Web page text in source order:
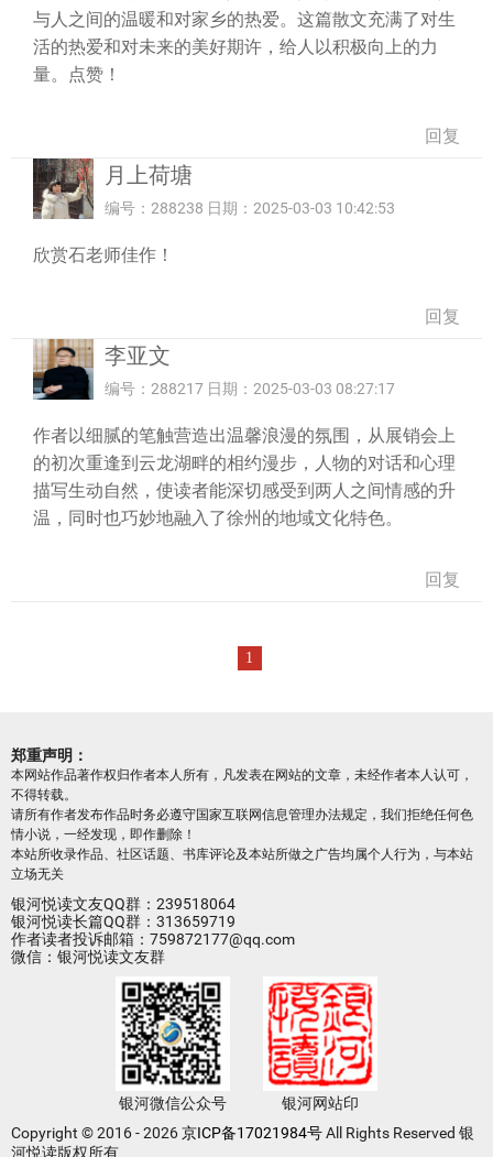
与人之间的温暖和对家乡的热爱。这篇散文充满了对生
活的热爱和对未来的美好期许，给人以积极向上的力
量。点赞！
回复
月上荷塘
编号：288238 日期：2025-03-03 10:42:53
欣赏石老师佳作！
回复
李亚文
编号：288217 日期：2025-03-03 08:27:17
作者以细腻的笔触营造出温馨浪漫的氛围，从展销会上
的初次重逢到云龙湖畔的相约漫步，人物的对话和心理
描写生动自然，使读者能深切感受到两人之间情感的升
温，同时也巧妙地融入了徐州的地域文化特色。
回复
1
郑重声明：
本网站作品著作权归作者本人所有，凡发表在网站的文章，未经作者本人认可，
不得转载。
请所有作者发布作品时务必遵守国家互联网信息管理办法规定，我们拒绝任何色
情小说，一经发现，即作删除！
本站所收录作品、社区话题、书库评论及本站所做之广告均属个人行为，与本站
立场无关
银河悦读文友QQ群：239518064
银河悦读长篇QQ群：313659719
作者读者投诉邮箱：759872177@qq.com
微信：银河悦读文友群
银河微信公众号
银河网站印
Copyright © 2016 - 2026京ICP备17021984号All Rights Reserved 银
河悦读版权所有